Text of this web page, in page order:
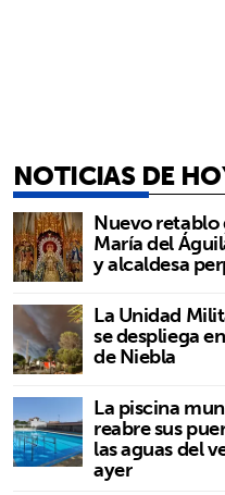
NOTICIAS DE
Nuevo
María del
y alcaldesa
La Unidad
se despliega
de Niebla
La piscina
reabre sus
las aguas del
ayer